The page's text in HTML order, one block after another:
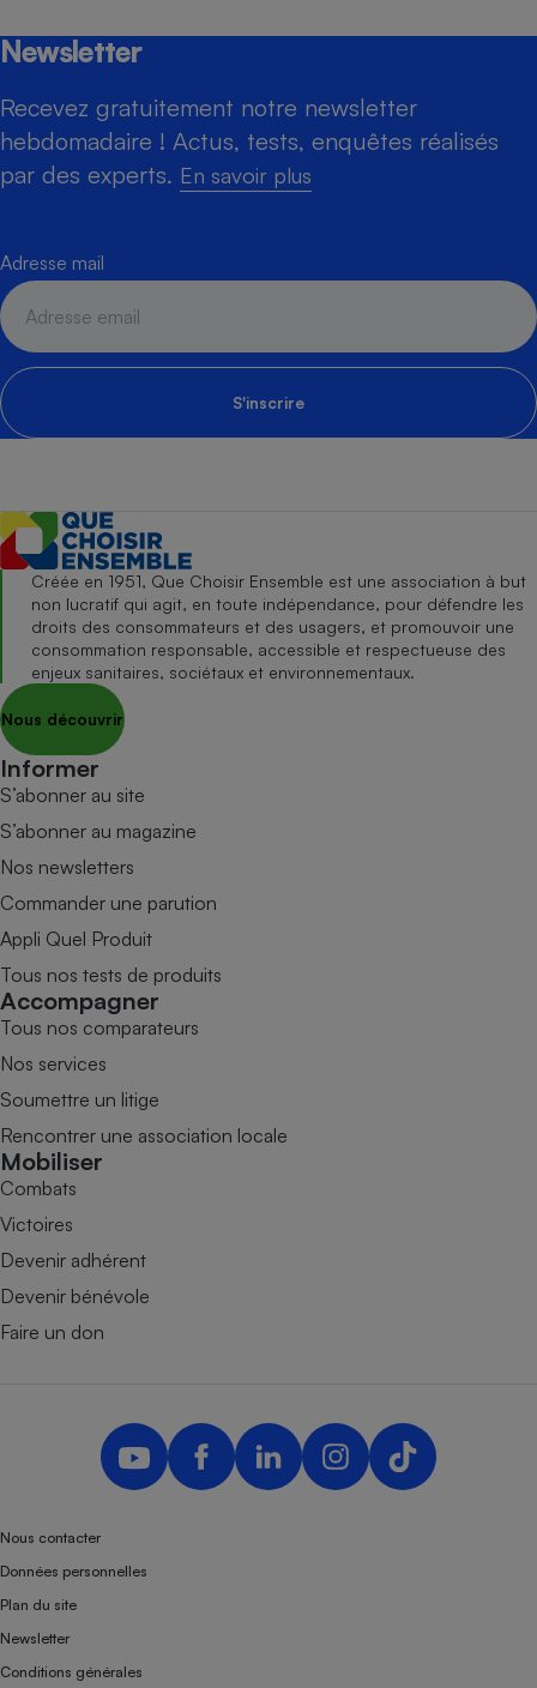
Newsletter
Recevez gratuitement notre newsletter
hebdomadaire ! Actus, tests, enquêtes réalisés
par des experts. En savoir plus
Adresse mail
S'inscrire
Créée en 1951, Que Choisir Ensemble est une association à but
non lucratif qui agit, en toute indépendance, pour défendre les
droits des consommateurs et des usagers, et promouvoir une
consommation responsable, accessible et respectueuse des
enjeux sanitaires, sociétaux et environnementaux.
Nous découvrir
Informer
S’abonner au site
S’abonner au magazine
Nos newsletters
Commander une parution
Appli Quel Produit
Tous nos tests de produits
Accompagner
Tous nos comparateurs
Nos services
Soumettre un litige
Rencontrer une association locale
Mobiliser
Combats
Victoires
Devenir adhérent
Devenir bénévole
Faire un don
Nous contacter
Données personnelles
Plan du site
Newsletter
Conditions générales